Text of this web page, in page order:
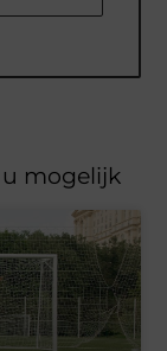
mogelijk